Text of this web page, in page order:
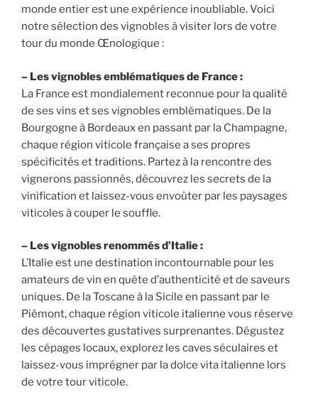
monde entier est une expérience inoubliable. Voici
notre sélection des vignobles à visiter lors de votre
tour du monde Œnologique :
– Les vignobles emblématiques de France :
La France est mondialement reconnue pour la qualité
de ses vins et ses vignobles emblématiques. De la
Bourgogne à Bordeaux en passant par la Champagne,
chaque région viticole française a ses propres
spécificités et traditions. Partez à la rencontre des
vignerons passionnés, découvrez les secrets de la
vinification et laissez-vous envoûter par les paysages
viticoles à couper le souffle.
– Les vignobles renommés d’Italie :
L’Italie est une destination incontournable pour les
amateurs de vin en quête d’authenticité et de saveurs
uniques. De la Toscane à la Sicile en passant par le
Piémont, chaque région viticole italienne vous réserve
des découvertes gustatives surprenantes. Dégustez
les cépages locaux, explorez les caves séculaires et
laissez-vous imprégner par la dolce vita italienne lors
de votre tour viticole.